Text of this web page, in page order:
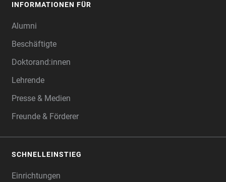
INFORMATIONEN FÜR
Alumni
Beschäftigte
Doktorand:innen
Lehrende
Presse & Medien
Freunde & Förderer
SCHNELLEINSTIEG
Einrichtungen